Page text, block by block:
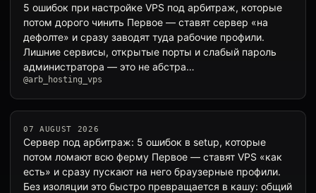
5 ошибок при настройке VPS под арбитраж, которые
потом дорого чинить Первое — ставят сервер «на
дефолте» и сразу заводят туда рабочие профили.
Лишние сервисы, открытые порты и слабый пароль
администратора — это не абстра…
@arb_hosting_vps
07 AUGUST 2026
Сервер под арбитраж: 5 ошибок в setup, которые
потом ломают всю ферму Первое — ставят VPS «как
есть» и сразу пускают на него браузерные профили.
Без изоляции это быстро превращается в кашу: общий